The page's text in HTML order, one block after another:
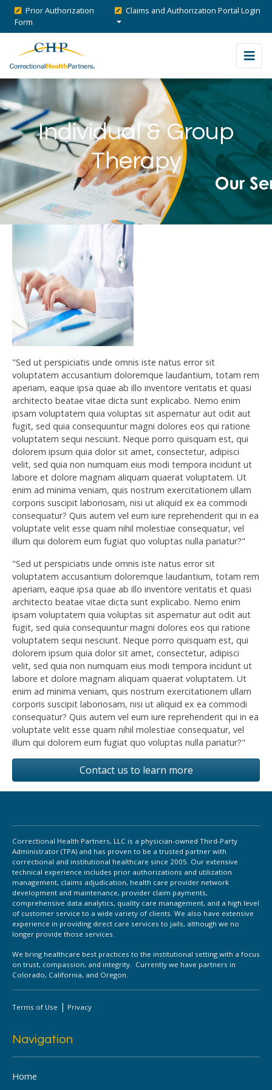
Prior Authorization
Form
Claims and Authorization Portal Login
Individual & Group
Therapy
"Sed ut perspiciatis unde omnis iste natus error sit
voluptatem accusantium doloremque laudantium, totam rem
aperiam, eaque ipsa quae ab illo inventore veritatis et quasi
architecto beatae vitae dicta sunt explicabo. Nemo enim
ipsam voluptatem quia voluptas sit aspernatur aut odit aut
fugit, sed quia consequuntur magni dolores eos qui ratione
voluptatem sequi nesciunt. Neque porro quisquam est, qui
dolorem ipsum quia dolor sit amet, consectetur, adipisci
velit, sed quia non numquam eius modi tempora incidunt ut
labore et dolore magnam aliquam quaerat voluptatem. Ut
enim ad minima veniam, quis nostrum exercitationem ullam
corporis suscipit laboriosam, nisi ut aliquid ex ea commodi
consequatur? Quis autem vel eum iure reprehenderit qui in ea
voluptate velit esse quam nihil molestiae consequatur, vel
illum qui dolorem eum fugiat quo voluptas nulla pariatur?"
"Sed ut perspiciatis unde omnis iste natus error sit
voluptatem accusantium doloremque laudantium, totam rem
aperiam, eaque ipsa quae ab illo inventore veritatis et quasi
architecto beatae vitae dicta sunt explicabo. Nemo enim
ipsam voluptatem quia voluptas sit aspernatur aut odit aut
fugit, sed quia consequuntur magni dolores eos qui ratione
voluptatem sequi nesciunt. Neque porro quisquam est, qui
dolorem ipsum quia dolor sit amet, consectetur, adipisci
velit, sed quia non numquam eius modi tempora incidunt ut
labore et dolore magnam aliquam quaerat voluptatem. Ut
enim ad minima veniam, quis nostrum exercitationem ullam
corporis suscipit laboriosam, nisi ut aliquid ex ea commodi
consequatur? Quis autem vel eum iure reprehenderit qui in ea
voluptate velit esse quam nihil molestiae consequatur, vel
illum qui dolorem eum fugiat quo voluptas nulla pariatur?"
Contact us to learn more
Correctional Health Partners, LLC is a physician-owned Third-Party
Administrator (TPA) and has proven to be a trusted partner with
correctional and institutional healthcare since 2005. Our extensive
technical experience includes prior authorizations and utilization
management, claims adjudication, health care provider network
development and maintenance, provider claim payments,
comprehensive data analytics, quality care management, and a high level
of customer service to a wide variety of clients. We also have extensive
experience in providing direct care services to jails, although we no
longer provide those services.
We bring healthcare best practices to the institutional setting with a focus
on trust, compassion, and integrity. Currently we have partners in
Colorado, California, and Oregon.
Terms of Use | Privacy
Navigation
Home